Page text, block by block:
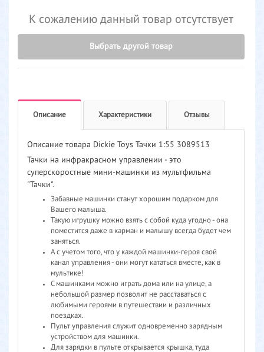
К сожалению данный товар отсутствует
Выбрать другой товар
Описание Характеристики Отзывы
Описание товара Dickie Toys Тачки 1:55 3089513
Тачки на инфракрасном управлении - это
суперскоростные мини-машинки из мультфильма
"Тачки".
Забавные машинки станут хорошим подарком для
Вашего малыша.
Такую игрушку можно взять с собой куда угодно - она
поместится даже в карман и малышу всегда будет чем
заняться.
А с учетом того, что у каждой машинки-героя свой
канал управления - они могут кататься вместе, как в
мультике!
С машинками можно играть дома или на улице, а
небольшой размер позволит не расставаться с
любимыми героями в путешествии и различных
поездках.
Пульт управления служит одновременно зарядным
устройством для машинки.
Для зарядки в пульте открывается крышка, туда